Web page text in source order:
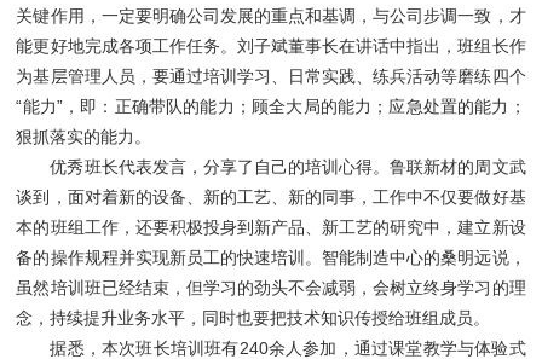
关键作用，一定要明确公司发展的重点和基调，与公司步调一致，才
能更好地完成各项工作任务。刘子斌董事长在讲话中指出，班组长作
为基层管理人员，要通过培训学习、日常实践、练兵活动等磨练四个
“能力”，即：正确带队的能力；顾全大局的能力；应急处置的能力；
狠抓落实的能力。
优秀班长代表发言，分享了自己的培训心得。鲁联新材的周文武
谈到，面对着新的设备、新的工艺、新的同事，工作中不仅要做好基
本的班组工作，还要积极投身到新产品、新工艺的研究中，建立新设
备的操作规程并实现新员工的快速培训。智能制造中心的桑明远说，
虽然培训班已经结束，但学习的劲头不会减弱，会树立终身学习的理
念，持续提升业务水平，同时也要把技术知识传授给班组成员。
据悉，本次班长培训班有240余人参加，通过课堂教学与体验式